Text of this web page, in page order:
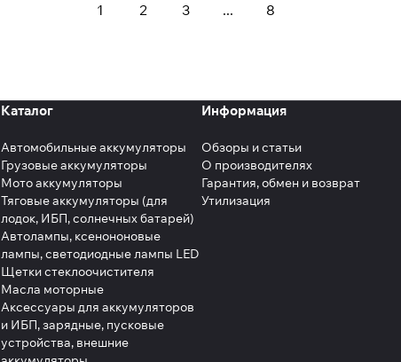
1 2 3 ... 8
Каталог
Автомобильные аккумуляторы
Грузовые аккумуляторы
Мото аккумуляторы
Тяговые аккумуляторы (для
лодок, ИБП, солнечных батарей)
Автолампы, ксенононовые
лампы, светодиодные лампы LED
Щетки стеклоочистителя
Масла моторные
Аксессуары для аккумуляторов
и ИБП, зарядные, пусковые
устройства, внешние
Информация
Обзоры и статьи
О производителях
Гарантия, обмен и возврат
Утилизация